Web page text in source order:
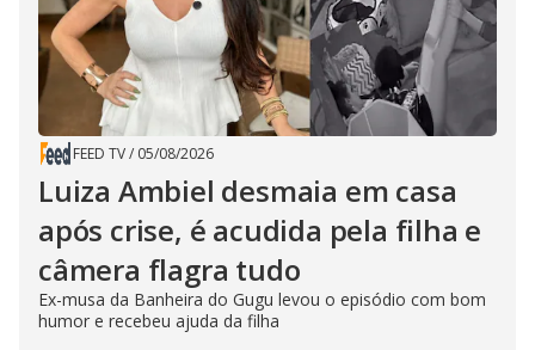
FEED TV/ 05/08/2026
Luiza Ambiel desmaia em casa
após crise, é acudida pela filha e
câmera flagra tudo
Ex-musa da Banheira do Gugu levou o episódio com bom
humor e recebeu ajuda da filha